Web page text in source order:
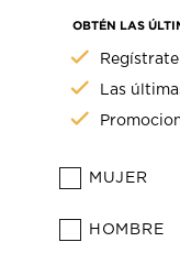
OBTÉN LAS
Las
MUJER
HOMBRE